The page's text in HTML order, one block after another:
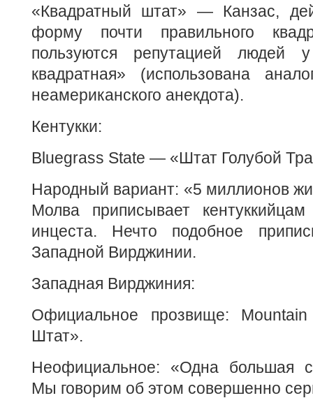
«Квадратный штат» — Канзас,
форму почти правильного
пользуются репутацией людей
квадратная» (использована
неамериканского анекдота).
Кентукки:
Bluegrass State — «Штат Голубой
Народный вариант: «5 миллионов
Молва приписывает
инцеста. Нечто подобное
Западной Вирджинии.
Западная Вирджиния:
Официальное прозвище:
Штат».
Неофициальное: «Одна большая
Мы говорим об этом совершенно